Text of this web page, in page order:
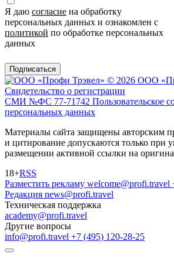
Я даю согласие на обработку
персональных данных и ознакомлен с
политикой по обработке персональных
данных
Подписаться
© 2026 ООО
Свидетельство о регистрации
СМИ №ФС 77-71742 Пользовательское
персональных данных
Материалы сайта защищены авторским
и цитирование допускаются только при
размещении активной ссылки на
18+RSS
Разместить рекламу welcome@profi.travel
Редакция news@profi.travel
Техническая поддержка
academy@profi.travel
Другие вопросы
info@profi.travel +7 (495) 120-28-25